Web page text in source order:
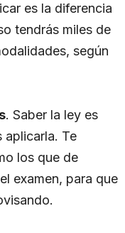
es la diferencia
tendrás miles de
según
. Saber la ley es
aplicarla. Te
los que de
examen, para que